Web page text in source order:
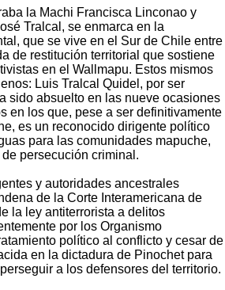
la Machi Francisca Linconao y
Tralcal, se enmarca en la
que se vive en el Sur de Chile entre
de restitución territorial que sostiene
en el Wallmapu. Estos mismos
Luis Tralcal Quidel, por ser
sido absuelto en las nueve ocasiones
en los que, pese a ser definitivamente
es un reconocido dirigente político
para las comunidades mapuche,
persecución criminal.
y autoridades ancestrales
de la Corte Interamericana de
la ley antiterrorista a delitos
por los Organismo
político al conflicto y cesar de
en la dictadura de Pinochet para
a los defensores del territorio.